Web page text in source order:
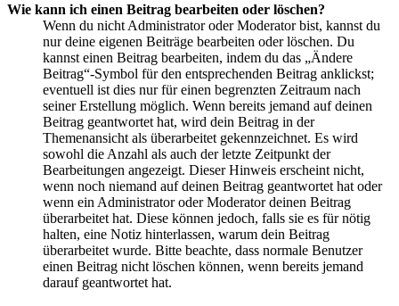
Wie kann ich einen Beitrag bearbeiten oder löschen?
Wenn du nicht Administrator oder Moderator bist, kannst du
nur deine eigenen Beiträge bearbeiten oder löschen. Du
kannst einen Beitrag bearbeiten, indem du das „Ändere
Beitrag“-Symbol für den entsprechenden Beitrag anklickst;
eventuell ist dies nur für einen begrenzten Zeitraum nach
seiner Erstellung möglich. Wenn bereits jemand auf deinen
Beitrag geantwortet hat, wird dein Beitrag in der
Themenansicht als überarbeitet gekennzeichnet. Es wird
sowohl die Anzahl als auch der letzte Zeitpunkt der
Bearbeitungen angezeigt. Dieser Hinweis erscheint nicht,
wenn noch niemand auf deinen Beitrag geantwortet hat oder
wenn ein Administrator oder Moderator deinen Beitrag
überarbeitet hat. Diese können jedoch, falls sie es für nötig
halten, eine Notiz hinterlassen, warum dein Beitrag
überarbeitet wurde. Bitte beachte, dass normale Benutzer
einen Beitrag nicht löschen können, wenn bereits jemand
darauf geantwortet hat.